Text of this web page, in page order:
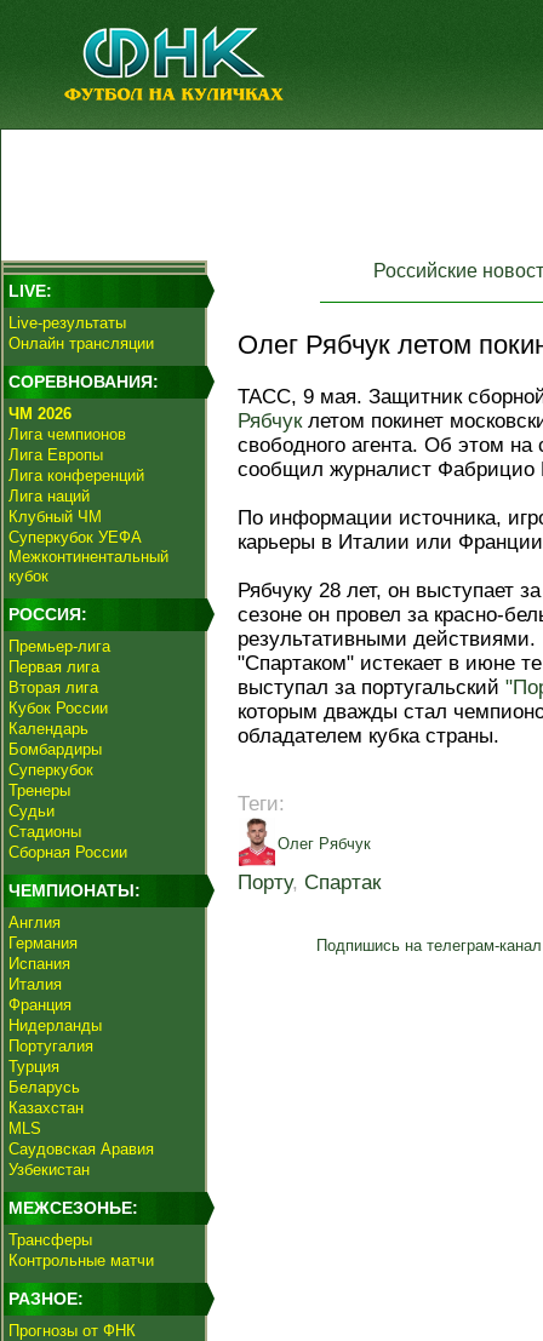
LIVE:
Live-результаты
Онлайн трансляции
СОРЕВНОВАНИЯ:
ЧМ 2026
Лига чемпионов
Лига Европы
Лига конференций
Лига наций
Клубный ЧМ
Суперкубок УЕФА
Межконтинентальный
кубок
РОССИЯ:
Премьер-лига
Первая лига
Вторая лига
Кубок России
Календарь
Бомбардиры
Суперкубок
Тренеры
Судьи
Стадионы
Сборная России
ЧЕМПИОНАТЫ:
Англия
Германия
Испания
Италия
Франция
Нидерланды
Португалия
Турция
Беларусь
Казахстан
MLS
Саудовская Аравия
Узбекистан
МЕЖСЕЗОНЬЕ:
Трансферы
Контрольные матчи
РАЗНОЕ:
Прогнозы от ФНК
Российские
Олег Рябчук летом
ТАСС, 9 мая. Защитник
Рябчуклетом покинет
свободного агента. Об этом на
сообщил журналист Фабрицио
По информации источника,
карьеры в Италии или
Рябчуку 28 лет, он выступает
сезоне он провел за красно-
результативными действиями.
"Спартаком" истекает в июне
выступал за португальский
которым дважды стал
обладателем кубка страны.
Теги:
Олег Рябчук
Порту, Спартак
Подпишись на телеграм-